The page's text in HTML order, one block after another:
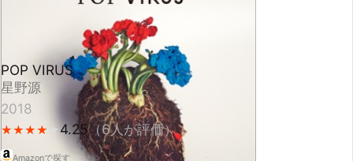
POP VIRUS
星野源
2018
★
★★
★ ★
★ 4.25 （6人が評価）
Amazonで探す